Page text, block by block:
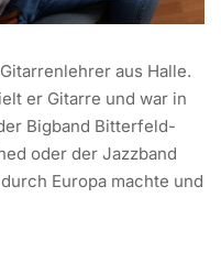
aus Halle.
er Gitarre und war in
Bigband Bitterfeld-
oder der Jazzband
Europa machte und